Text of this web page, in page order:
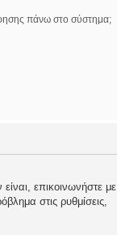
πάνω στο σύστημα;
επικοινωνήστε με
στις ρυθμίσεις,